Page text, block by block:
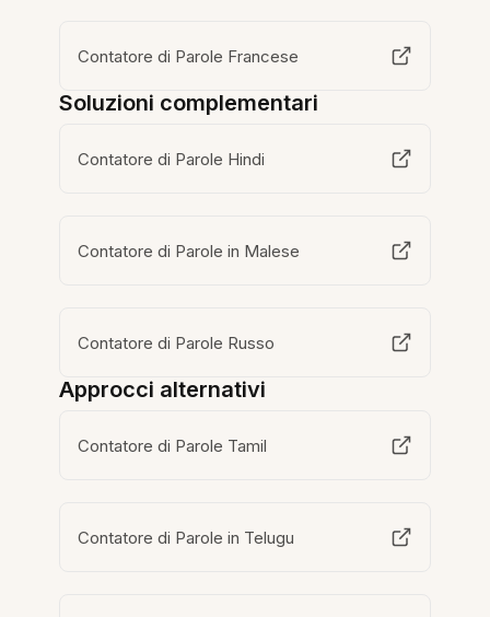
Contatore di Parole Francese
Soluzioni complementari
Contatore di Parole Hindi
Contatore di Parole in Malese
Contatore di Parole Russo
Approcci alternativi
Contatore di Parole Tamil
Contatore di Parole in Telugu